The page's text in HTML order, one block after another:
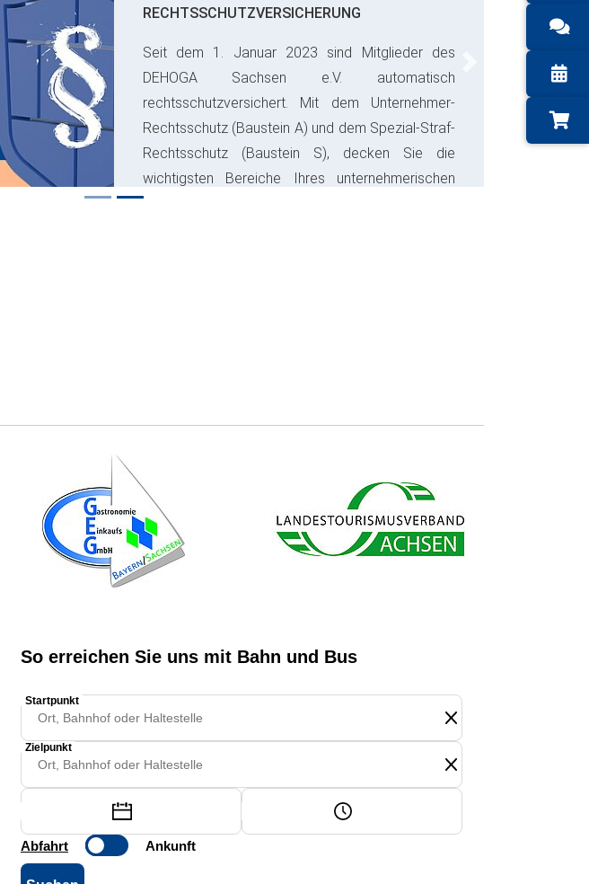
RECHTSSCHUTZVERSICHERUNG
Seit dem 1. Januar 2023 sind Mitglieder des
DEHOGA Sachsen e.V. automatisch
rechtsschutzversichert. Mit dem Unternehmer-
Rechtsschutz (Baustein A) und dem Spezial-Straf-
Rechtsschutz (Baustein S), decken Sie die
wichtigsten Bereiche Ihres unternehmerischen
Risikos ab und sparen bares Geld.